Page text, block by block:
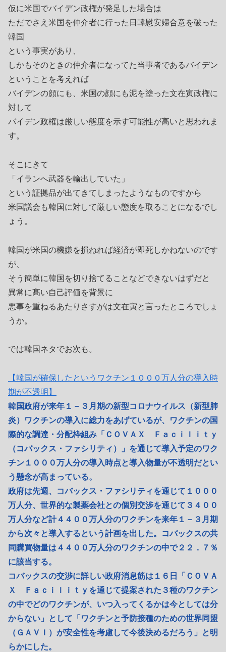
仮に米国でバイデン政権が発足した場合は
ただでさえ米国を仲介者に行った日韓慰安婦合意を破った
韓国
という事実があり、
しかもそのときの仲介者になってた当事者であるバイデン
ということを考えれば
バイデンの顔にも、米国の顔にも泥を塗った文在寅政権に
対して
バイデン政権は厳しい態度を示す可能性が高いと思われま
す。
そこにきて
「イランへ武器を輸出していた」
という証拠品が出てきてしまったようなものですから
米国議会も韓国に対して厳しい態度を取ることになるでし
ょう。
韓国が米国の機嫌を損ねれば経済が即死しかねないのです
が、
そう簡単に韓国を切り捨てることなどできないはずだと
異常に髙い自己評価を背景に
悪事を重ねるあたりさすがは文在寅と言ったところでしょ
うか。
では韓国ネタでお次も。
【韓国が確保したというワクチン１０００万人分の導入時
期が不透明】
韓国政府が来年１－３月期の新型コロナウイルス（新型肺
炎）ワクチンの導入に総力をあげているが、ワクチンの国
際的な調達・分配枠組み「ＣＯＶＡＸ Ｆａｃｉｌｉｔｙ
（コバックス・ファシリティ）」を通じて導入予定のワク
チン１０００万人分の導入時点と導入物量が不透明だとい
う懸念が高まっている。
政府は先週、コバックス・ファシリティを通じて１０００
万人分、世界的な製薬会社との個別交渉を通じて３４００
万人分など計４４００万人分のワクチンを来年１－３月期
から次々と導入するという計画を出した。コバックスの共
同購買物量は４４００万人分のワクチンの中で２２．７％
に該当する。
コバックスの交渉に詳しい政府消息筋は１６日「ＣＯＶＡ
Ｘ Ｆａｃｉｌｉｔｙを通じて提案された３種のワクチン
の中でどのワクチンが、いつ入ってくるかは今としては分
からない」として「ワクチンと予防接種のための世界同盟
（ＧＡＶＩ）が安全性を考慮して今後決めるだろう」と明
らかにした。